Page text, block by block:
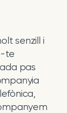
senzill i
te
pas